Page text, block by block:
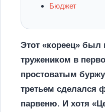
Бюджет
Этот «кореец»
тружеником в
простоватым
третьем сделался
парвеню. И хотя